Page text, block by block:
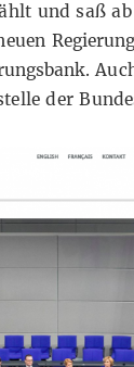
und saß
der